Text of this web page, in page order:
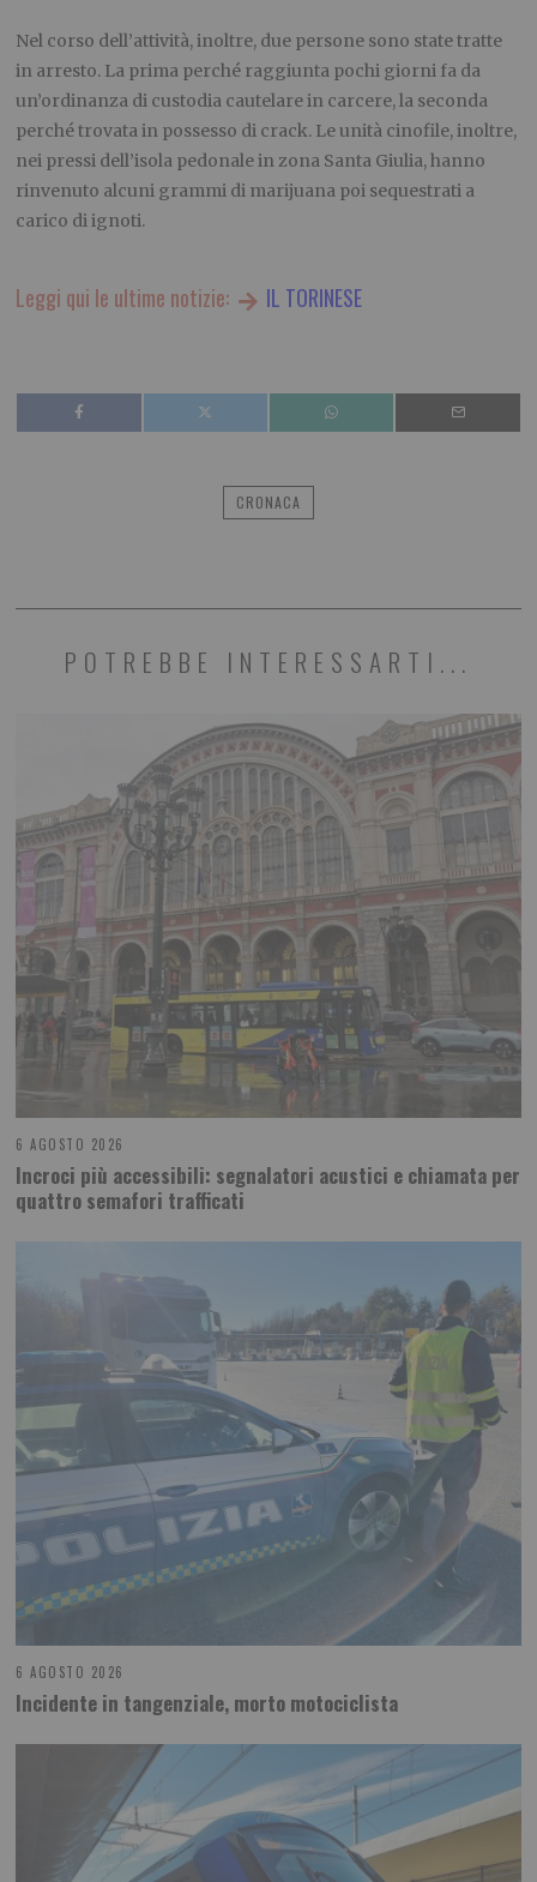
Nel corso dell’attività, inoltre, due persone sono state tratte
in arresto. La prima perché raggiunta pochi giorni fa da
un’ordinanza di custodia cautelare in carcere, la seconda
perché trovata in possesso di crack. Le unità cinofile, inoltre,
nei pressi dell’isola pedonale in zona Santa Giulia, hanno
rinvenuto alcuni grammi di marijuana poi sequestrati a
carico di ignoti.
Leggi qui le ultime notizie: IL TORINESE
CRONACA
POTREBBE INTERESSARTI...
6 AGOSTO 2026
Incroci più accessibili: segnalatori acustici e chiamata per
quattro semafori trafficati
6 AGOSTO 2026
Incidente in tangenziale, morto motociclista